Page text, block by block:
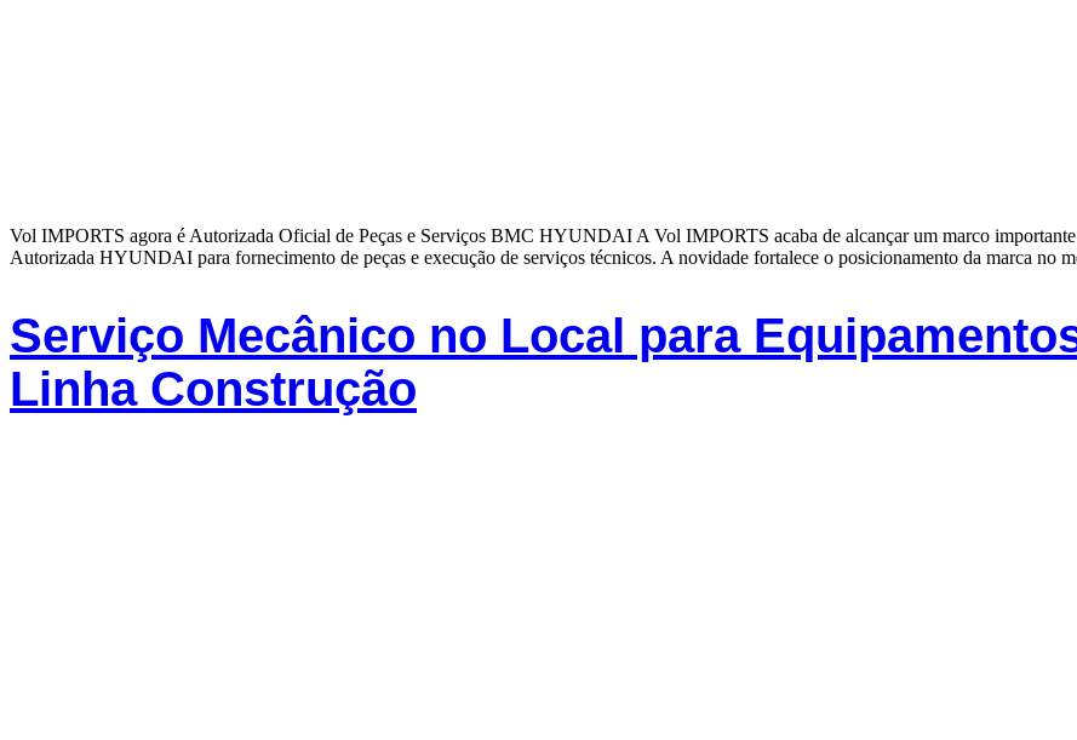
Vol IMPORTS agora é Autorizada Oficial de Peças e Serviços BMC HYUNDAI A Vol IMPORTS acaba de alcançar um marco
Autorizada HYUNDAI para fornecimento de peças e execução de serviços técnicos. A novidade fortalece o posicionamento da marca no
Serviço Mecânico no Local para
Linha Construção